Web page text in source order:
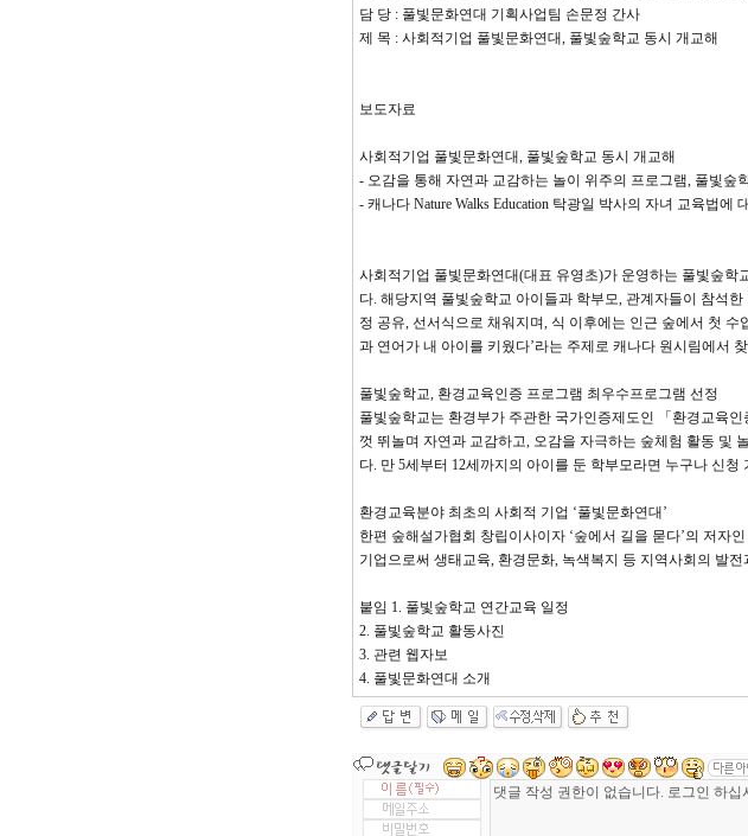
담 당 : 풀빛문화연대 기획사업팀 손문정 간사
제 목 : 사회적기업 풀빛문화연대, 풀빛숲학교 동시 개교해
보도자료
사회적기업 풀빛문화연대, 풀빛숲학교 동시 개교해
- 오감을 통해 자연과 교감하는 놀이 위주의 프로그램, 풀빛숲
- 캐나다 Nature Walks Education 탁광일 박사의 자녀 교육법에
사회적기업 풀빛문화연대(대표 유영초)가 운영하는 풀빛숲학
다. 해당지역 풀빛숲학교 아이들과 학부모, 관계자들이 참석
정 공유, 선서식으로 채워지며, 식 이후에는 인근 숲에서 첫
과 연어가 내 아이를 키웠다’라는 주제로 캐나다 원시림에서
풀빛숲학교, 환경교육인증 프로그램 최우수프로그램 선정
풀빛숲학교는 환경부가 주관한 국가인증제도인 「환경교육
껏 뛰놀며 자연과 교감하고, 오감을 자극하는 숲체험 활동 및
다. 만 5세부터 12세까지의 아이를 둔 학부모라면 누구나 신청
환경교육분야 최초의 사회적 기업 ‘풀빛문화연대’
한편 숲해설가협회 창립이사이자 ‘숲에서 길을 묻다’의 저자
기업으로써 생태교육, 환경문화, 녹색복지 등 지역사회의 발
붙임 1. 풀빛숲학교 연간교육 일정
2. 풀빛숲학교 활동사진
3. 관련 웹자보
4. 풀빛문화연대 소개